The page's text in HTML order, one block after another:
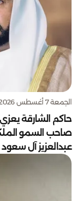
الجمعة 7 أغسطس 2026
حاكم الشارقة
صاحب السمو
عبدالعزيز آل سعود